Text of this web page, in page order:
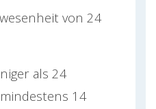
von 24
als 24
14